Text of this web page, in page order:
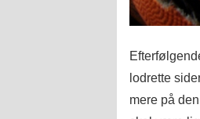
lodrette
mere på